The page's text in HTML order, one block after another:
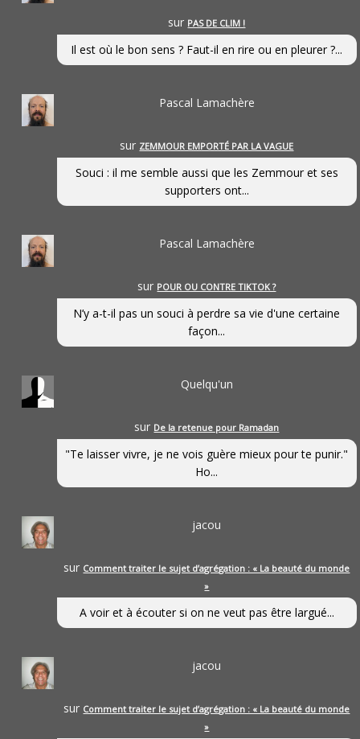
sur PAS DE CLIM !
Il est où le bon sens ? Faut-il en rire ou en pleurer ?...
Pascal Lamachère
sur ZEMMOUR EMPORTÉ PAR LA VAGUE
Souci : il me semble aussi que les Zemmour et ses
supporters ont...
Pascal Lamachère
sur POUR OU CONTRE TIKTOK ?
N’y a-t-il pas un souci à perdre sa vie d'une certaine
façon...
Quelqu'un
sur De la retenue pour Ramadan
"Te laisser vivre, je ne vois guère mieux pour te punir."
Ho...
jacou
sur Comment traiter le sujet d’agrégation : « La beauté du monde
»
A voir et à écouter si on ne veut pas être largué...
jacou
sur Comment traiter le sujet d’agrégation : « La beauté du monde
»